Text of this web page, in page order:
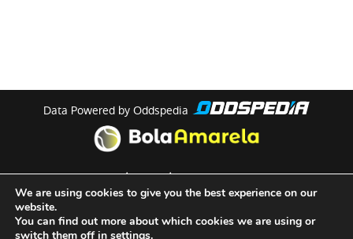
Data Powered by Oddspedia
theme bymeow
We are using cookies to give you the best experience on our
website.
You can find out more about which cookies we are using or
switch them off in settings.